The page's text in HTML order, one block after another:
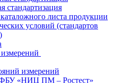
стандартизация
листа продукции
условий (стандартов
измерений
«НИЦ ПМ – Ростест»